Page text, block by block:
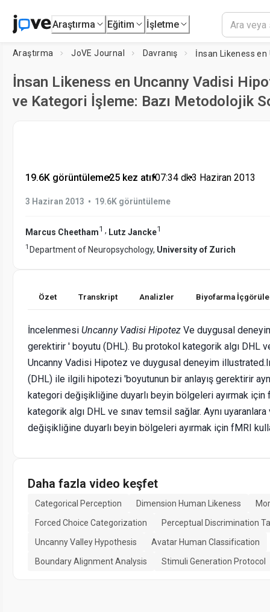
Araştırma Eğitim İşletme
Araştırma JoVE Journal Davranış
İnsan Likeness en Uncanny Vadisi
ve Kategori İşleme: Bazı Metodolojik
19.6K görüntüleme•25 kez atıf•07:34 dk•3 Haziran 2013
3 Haziran 2013 • 19.6K görüntüleme
Marcus Cheetham1 , Lutz Jancke1
1 Department of Neuropsychology, University of Zurich
Özet Transkript Analizler Biyofarma
İncelenmesi Uncanny Vadisi Hipotez Ve duygusal
gerektirir ' boyutu (DHL). Bu protokol kategorik algı DHL
Uncanny Vadisi Hipotez ve duygusal deneyim
(DHL) ile ilgili hipotezi 'boyutunun bir anlayış gerektirir
kategori değişikliğine duyarlı beyin bölgeleri ayırmak için
kategorik algı DHL ve sınav temsil sağlar. Aynı
değişikliğine duyarlı beyin bölgeleri ayırmak için fMRI
Daha fazla video keşfet
Categorical Perception Dimension Human Likeness
Forced Choice Categorization
Perceptual Discrimination
Uncanny Valley Hypothesis
Avatar Human Classification
Boundary Alignment Analysis
Stimuli Generation Protocol